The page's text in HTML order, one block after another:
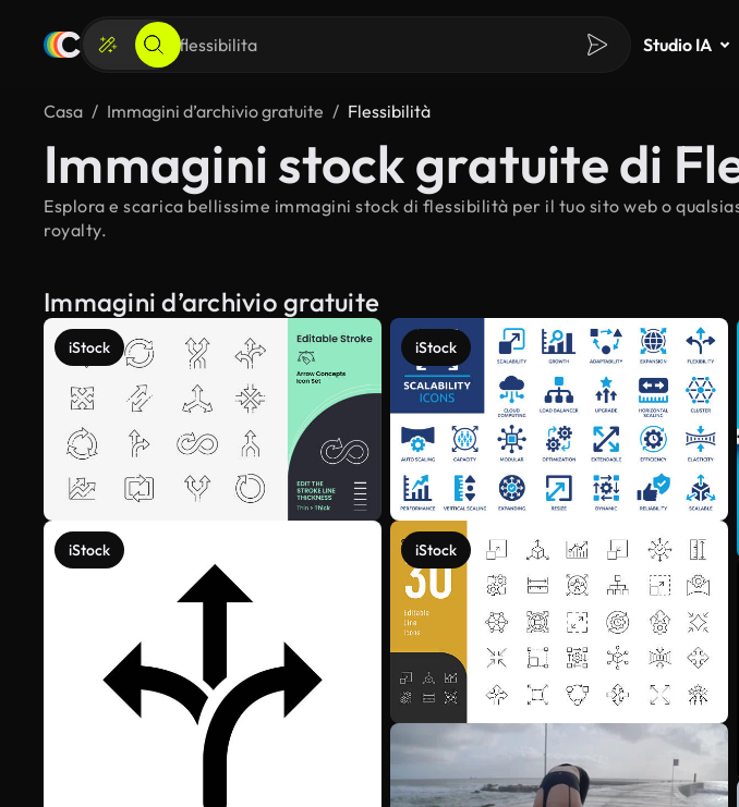
Studio IA
Casa Immagini d’archivio gratuite Flessibilità
Immagini stock gratuite di
Esplora e scarica bellissime immagini stock di flessibilità per il tuo sito web o
royalty.
Immagini d’archivio gratuite
iStock
iStock
iStock
iStock